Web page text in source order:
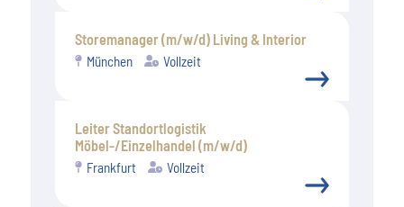
Storemanager (m/w/d) Living & Interior
München Vollzeit
Leiter Standortlogistik
Möbel-/Einzelhandel (m/w/d)
Frankfurt Vollzeit